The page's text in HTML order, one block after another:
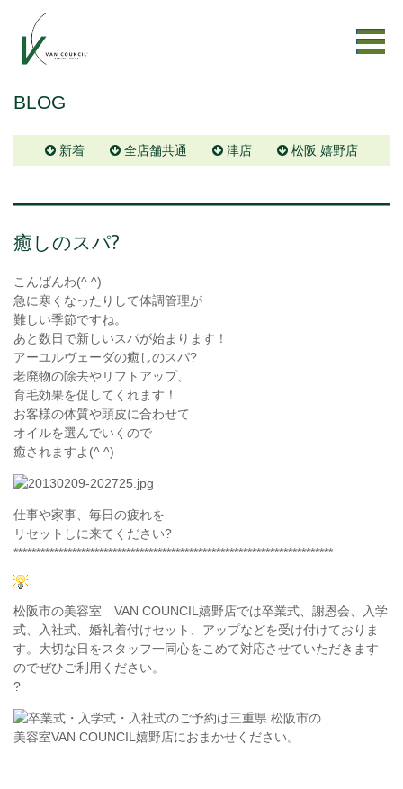
BLOG
新着 全店舗共通 津店 松阪 嬉野店
癒しのスパ?
こんばんわ(^ ^)
急に寒くなったりして体調管理が
難しい季節ですね。
あと数日で新しいスパが始まります！
アーユルヴェーダの癒しのスパ?
老廃物の除去やリフトアップ、
育毛効果を促してくれます！
お客様の体質や頭皮に合わせて
オイルを選んでいくので
癒されますよ(^ ^)
仕事や家事、毎日の疲れを
リセットしに来てください?
***********************************************************************
松阪市の美容室 VAN COUNCIL嬉野店では卒業式、謝恩会、入学
式、入社式、婚礼着付けセット、アップなどを受け付けておりま
す。大切な日をスタッフ一同心をこめて対応させていただきます
のでぜひご利用ください。
?